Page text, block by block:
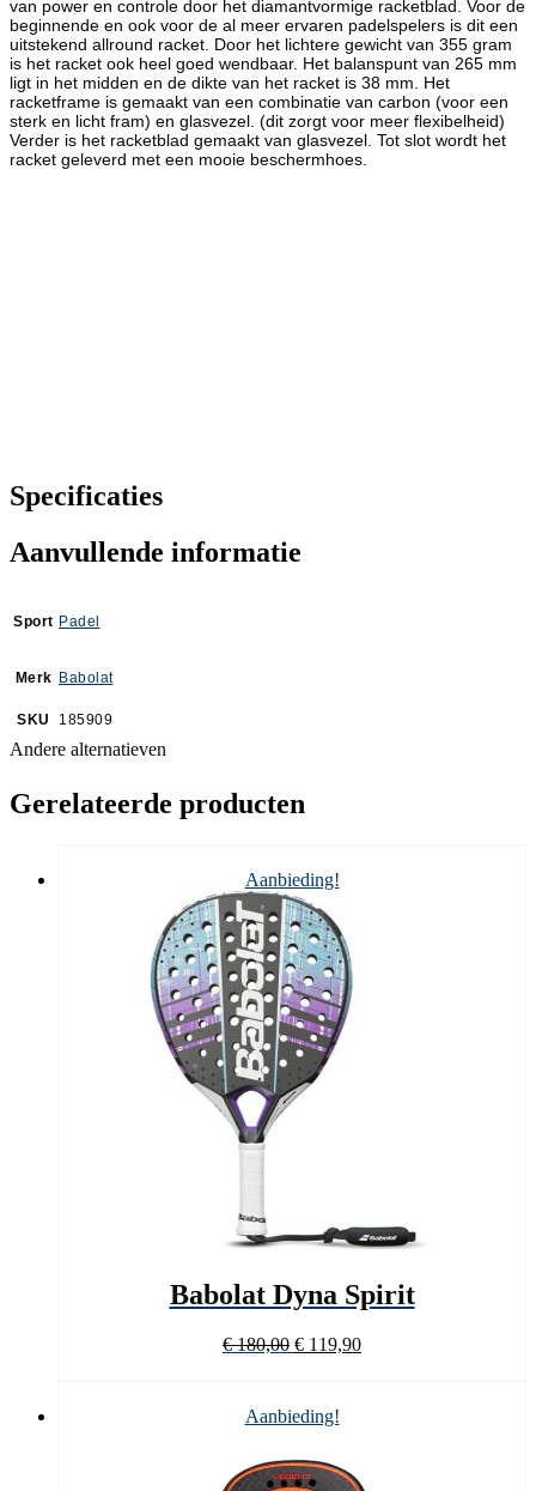
van power en controle door het diamantvormige racketblad. Voor de
beginnende en ook voor de al meer ervaren padelspelers is dit een
uitstekend allround racket. Door het lichtere gewicht van 355 gram
is het racket ook heel goed wendbaar. Het balanspunt van 265 mm
ligt in het midden en de dikte van het racket is 38 mm. Het
racketframe is gemaakt van een combinatie van carbon (voor een
sterk en licht fram) en glasvezel. (dit zorgt voor meer flexibelheid)
Verder is het racketblad gemaakt van glasvezel. Tot slot wordt het
racket geleverd met een mooie beschermhoes.
Specificaties
Aanvullende informatie
Sport Padel
Merk Babolat
SKU 185909
Andere alternatieven
Gerelateerde producten
Aanbieding!
Babolat Dyna Spirit
€180,00 Oorspronkelijke
€ 180,00.
€ 119,90Huidige
Aanbieding!